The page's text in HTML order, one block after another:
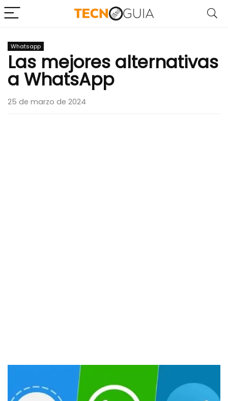
Whatsapp
Las mejores alternativas
a WhatsApp
25 de marzo de 2024